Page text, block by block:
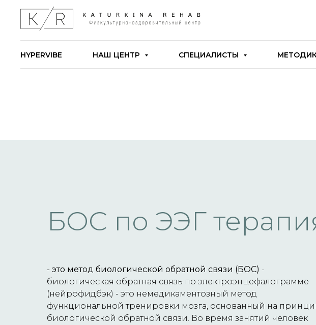
HYPERVIBE НАШ ЦЕНТР СПЕЦИАЛИСТЫ
БОС по ЭЭГ
- это метод биологической обратной связи (БОС) -
биологическая обратная связь по электроэнцефалограмме
(нейрофидбэк) - это немедикаментозный метод
функциональной тренировки мозга, основанный на
биологической обратной связи. Во время занятий человек